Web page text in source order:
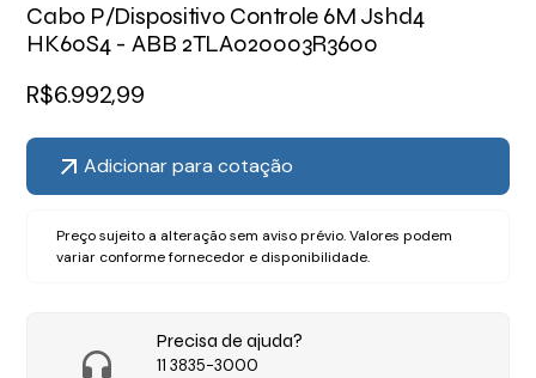
Cabo P/Dispositivo Controle 6M Jshd4
HK60S4 - ABB 2TLA020003R3600
R$6.992,99
Adicionar para cotação
Preço sujeito a alteração sem aviso prévio. Valores podem
variar conforme fornecedor e disponibilidade.
Precisa de ajuda?
11 3835-3000